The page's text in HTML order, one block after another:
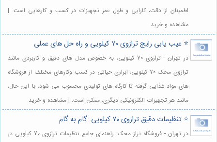
اطمینان از دقت، کارایی و طول عمر تجهیزات در کسب و کارهایی است. |
مشاهده و خرید
⭐️ عیب یابی رایج ترازوی 70 کیلویی و راه حل های عملی
در تهران - ترازوی 70 کیلویی، به خصوص مدل های دقیق و کاربردی مانند
ترازوی محک 70 کیلویی، ابزاری حیاتی در کسب وکارهای مختلف از فروشگاه
های مواد غذایی گرفته تا کارگاه های تولیدی محسوب می شود. با این حال،
مانند هر تجهیزات الکترونیکی دیگری، ممکن است. | مشاهده و خرید
⭐️ تنظیمات دقیق ترازوی 70 کیلویی: گام به گام
در تهران - فروشگاه تراز محک: راهنمای جامع تنظیمات ترازوی 70 کیلویی در